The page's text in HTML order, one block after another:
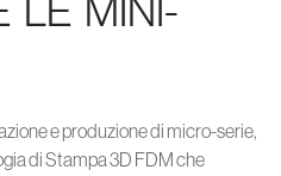
LE MINI-
e produzione di micro-serie,
di Stampa 3D FDM che